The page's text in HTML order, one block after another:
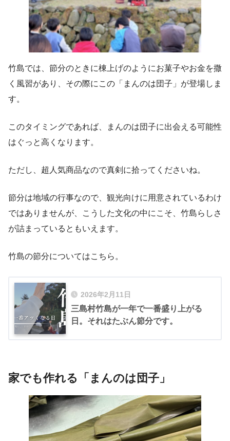
竹島では、節分のときに棟上げのようにお菓子やお金を撒
く風習があり、その際にこの「まんのは団子」が登場しま
す。
このタイミングであれば、まんのは団子に出会える可能性
はぐっと高くなります。
ただし、超人気商品なので真剣に拾ってくださいね。
節分は地域の行事なので、観光向けに用意されているわけ
ではありませんが、こうした文化の中にこそ、竹島らしさ
が詰まっているともいえます。
竹島の節分についてはこちら。
2026年2月11日
三島村竹島が一年で一番盛り上がる
日。それはたぶん節分です。
家でも作れる「まんのは団子」